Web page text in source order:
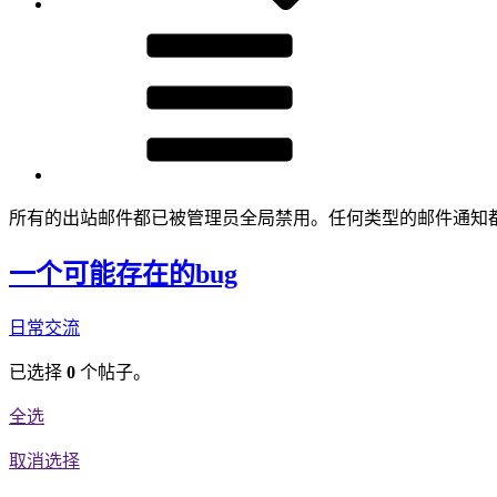
所有的出站邮件都已被管理员全局禁用。任何类型的邮件通知
一个可能存在的bug
日常交流
已选择 0 个帖子。
全选
取消选择